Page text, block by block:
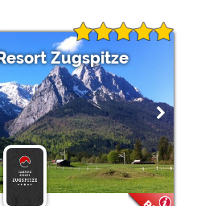
Zugspitze